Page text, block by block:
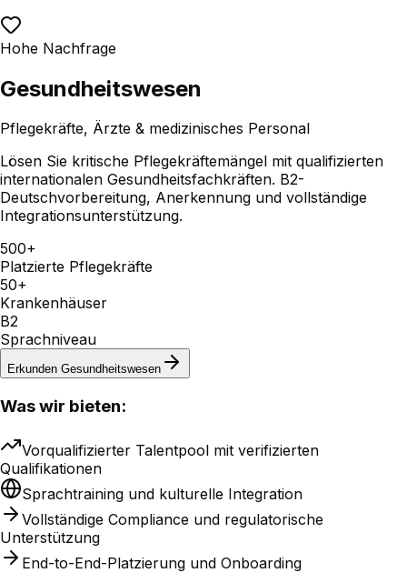
Hohe Nachfrage
Gesundheitswesen
Pflegekräfte, Ärzte & medizinisches Personal
Lösen Sie kritische Pflegekräftemängel mit qualifizierten
internationalen Gesundheitsfachkräften. B2-
Deutschvorbereitung, Anerkennung und vollständige
Integrationsunterstützung.
500+
Platzierte Pflegekräfte
50+
Krankenhäuser
B2
Sprachniveau
Erkunden Gesundheitswesen
Was wir bieten:
Vorqualifizierter Talentpool mit verifizierten
Qualifikationen
Sprachtraining und kulturelle Integration
Vollständige Compliance und regulatorische
Unterstützung
End-to-End-Platzierung und Onboarding